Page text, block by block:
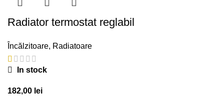
Radiator termostat reglabil
Încălzitoare, Radiatoare
In stock
182,00 lei